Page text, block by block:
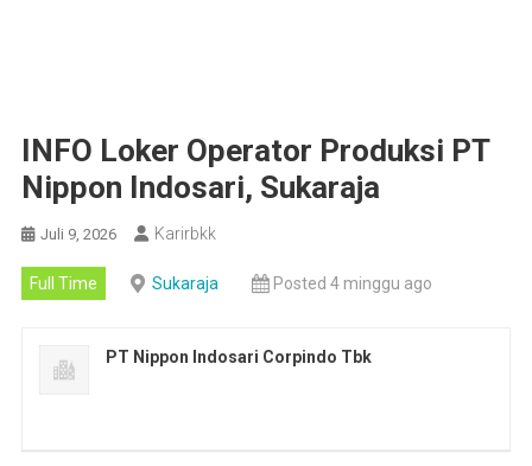
INFO Loker Operator Produksi PT
Nippon Indosari, Sukaraja
Juli 9, 2026 Karirbkk
Full Time Sukaraja Posted 4 minggu ago
PT Nippon Indosari Corpindo Tbk